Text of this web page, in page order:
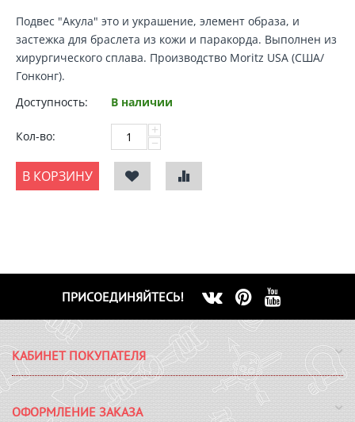
Подвес "Акула" это и украшение, элемент образа, и
застежка для браслета из кожи и паракорда. Выполнен из
хирургического сплава. Производство Moritz USA (США/
Гонконг).
Доступность:
В наличии
Кол-во: +
−
В КОРЗИНУ
ПРИСОЕДИНЯЙТЕСЬ!
КАБИНЕТ ПОКУПАТЕЛЯ
ОФОРМЛЕНИЕ ЗАКАЗА